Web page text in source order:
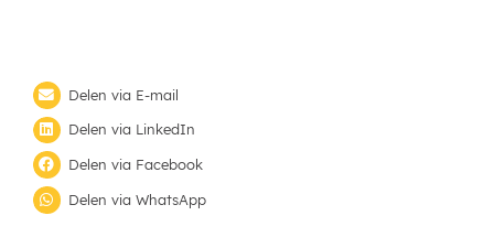
Delen via E-mail
Delen via LinkedIn
Delen via Facebook
Delen via WhatsApp